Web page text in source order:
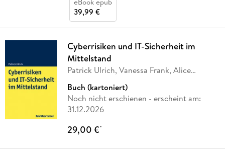
39,99 €
Cyberrisiken und IT-Sicherheit im
Mittelstand
Patrick Ulrich, Vanessa Frank, Alice
Buch (kartoniert)
Noch nicht erschienen - erscheint am:
31.12.2026
29,00 €*